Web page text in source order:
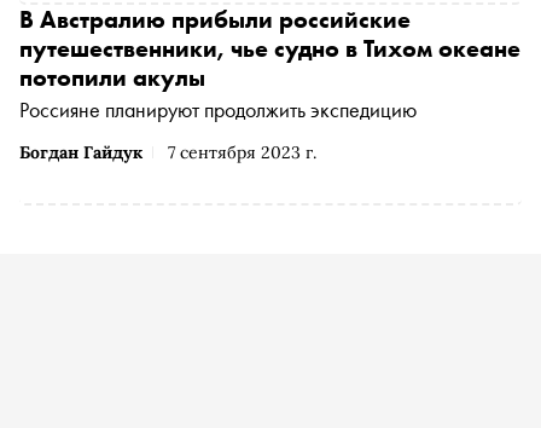
Богдан Гайдук 7 сентября 2023 г.
В Австралию прибыли российские
путешественники, чье судно в Тихом океане
потопили акулы
Россияне планируют продолжить экспедицию